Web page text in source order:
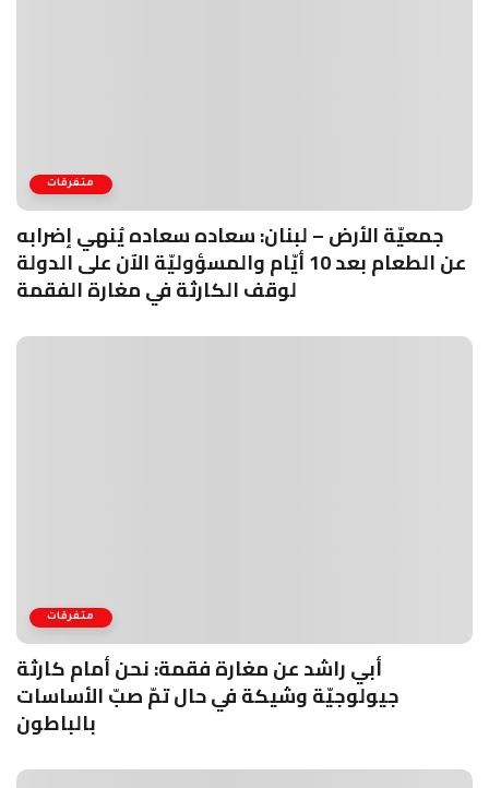
متفرقات
جمعيّة الأرض – لبنان: سعاده سعاده يُنهي إضرابه
عن الطعام بعد 10 أيّام والمسؤوليّة الآن على الدولة
لوقف الكارثة في مغارة الفقمة
متفرقات
أبي راشد عن مغارة فقمة: نحن أمام كارثة
جيولوجيّة وشيكة في حال تمّ صبّ الأساسات
بالباطون